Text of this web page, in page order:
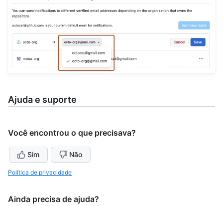
Ajuda e suporte
Você encontrou o que precisava?
Sim Não
Política de privacidade
Ainda precisa de ajuda?